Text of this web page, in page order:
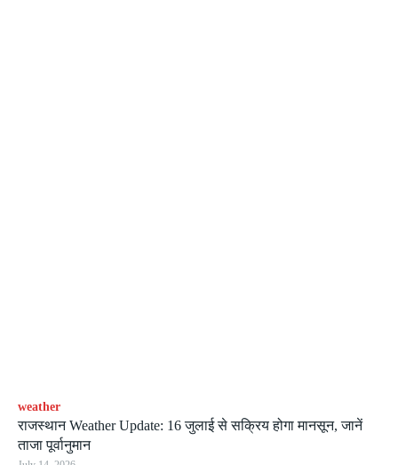
weather
राजस्थान Weather Update: 16 जुलाई से सक्रिय होगा मानसून, जानें
ताजा पूर्वानुमान